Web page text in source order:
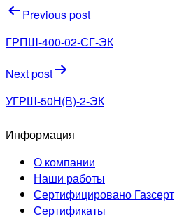
Навигация
по
записям
Previous post
ГРПШ-400-02-СГ-ЭК
Next post
УГРШ-50Н(В)-2-ЭК
Информация
О компании
Наши работы
Сертифицировано Газсерт
Сертификаты